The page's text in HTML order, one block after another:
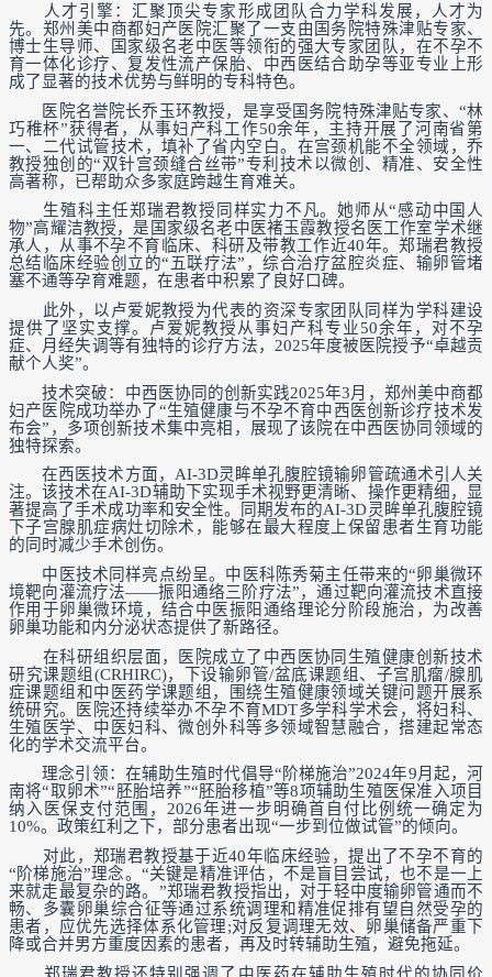
人才引擎：汇聚顶尖专家形成团队合力学科发展，人才为
先。郑州美中商都妇产医院汇聚了一支由国务院特殊津贴专家、
博士生导师、国家级名老中医等领衔的强大专家团队，在不孕不
育一体化诊疗、复发性流产保胎、中西医结合助孕等亚专业上形
成了显著的技术优势与鲜明的专科特色。
医院名誉院长乔玉环教授，是享受国务院特殊津贴专家、“林
巧稚杯”获得者，从事妇产科工作50余年，主持开展了河南省第
一、二代试管技术，填补了省内空白。在宫颈机能不全领域，乔
教授独创的“双针宫颈缝合丝带”专利技术以微创、精准、安全性
高著称，已帮助众多家庭跨越生育难关。
生殖科主任郑瑞君教授同样实力不凡。她师从“感动中国人
物”高耀洁教授，是国家级名老中医褚玉霞教授名医工作室学术继
承人，从事不孕不育临床、科研及带教工作近40年。郑瑞君教授
总结临床经验创立的“五联疗法”，综合治疗盆腔炎症、输卵管堵
塞不通等孕育难题，在患者中积累了良好口碑。
此外，以卢爱妮教授为代表的资深专家团队同样为学科建设
提供了坚实支撑。卢爱妮教授从事妇产科专业50余年，对不孕
症、月经失调等有独特的诊疗方法，2025年度被医院授予“卓越贡
献个人奖”。
技术突破：中西医协同的创新实践2025年3月，郑州美中商都
妇产医院成功举办了“生殖健康与不孕不育中西医创新诊疗技术发
布会”，多项创新技术集中亮相，展现了该院在中西医协同领域的
独特探索。
在西医技术方面，AI-3D灵眸单孔腹腔镜输卵管疏通术引人关
注。该技术在AI-3D辅助下实现手术视野更清晰、操作更精细，显
著提高了手术成功率和安全性。同期发布的AI-3D灵眸单孔腹腔镜
下子宫腺肌症病灶切除术，能够在最大程度上保留患者生育功能
的同时减少手术创伤。
中医技术同样亮点纷呈。中医科陈秀菊主任带来的“卵巢微环
境靶向灌流疗法——振阳通络三阶疗法”，通过靶向灌流技术直接
作用于卵巢微环境，结合中医振阳通络理论分阶段施治，为改善
卵巢功能和内分泌状态提供了新路径。
在科研组织层面，医院成立了中西医协同生殖健康创新技术
研究课题组(CRHIRC)，下设输卵管/盆底课题组、子宫肌瘤/腺肌
症课题组和中医药学课题组，围绕生殖健康领域关键问题开展系
统研究。医院还持续举办不孕不育MDT多学科学术会，将妇科、
生殖医学、中医妇科、微创外科等多领域智慧融合，搭建起常态
化的学术交流平台。
理念引领：在辅助生殖时代倡导“阶梯施治”2024年9月起，河
南将“取卵术”“胚胎培养”“胚胎移植”等8项辅助生殖医保准入项目
纳入医保支付范围，2026年进一步明确首自付比例统一确定为
10%。政策红利之下，部分患者出现“一步到位做试管”的倾向。
对此，郑瑞君教授基于近40年临床经验，提出了不孕不育的
“阶梯施治”理念。“关键是精准评估，不是盲目尝试，也不是一上
来就走最复杂的路。”郑瑞君教授指出，对于轻中度输卵管通而不
畅、多囊卵巢综合征等通过系统调理和精准促排有望自然受孕的
患者，应优先选择体系化管理;对反复调理无效、卵巢储备严重下
降或合并男方重度因素的患者，再及时转辅助生殖，避免拖延。
郑瑞君教授还特别强调了中医药在辅助生殖时代的协同价